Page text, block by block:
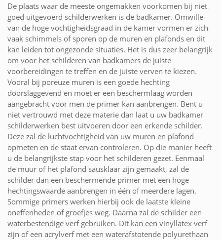
De plaats waar de meeste ongemakken voorkomen bij niet
goed uitgevoerd schilderwerken is de badkamer. Omwille
van de hoge vochtigheidsgraad in de kamer vormen er zich
vaak schimmels of sporen op de muren en plafonds en dit
kan leiden tot ongezonde situaties. Het is dus zeer belangrijk
om voor het schilderen van badkamers de juiste
voorbereidingen te treffen en de juiste verven te kiezen.
Vooral bij poreuze muren is een goede hechting
doorslaggevend en moet er een beschermlaag worden
aangebracht voor men de primer kan aanbrengen. Bent u
niet vertrouwd met deze materie dan laat u uw badkamer
schilderwerken best uitvoeren door een erkende schilder.
Deze zal de luchtvochtigheid van uw muren en plafond
opmeten en de staat ervan controleren. Op die manier heeft
u de belangrijkste stap voor het schilderen gezet. Eenmaal
de muur of het plafond sausklaar zijn gemaakt, zal de
schilder dan een beschermende primer met een hoge
hechtingswaarde aanbrengen in één of meerdere lagen.
Sommige primers werken hierbij ook de laatste kleine
oneffenheden of groefjes weg. Daarna zal de schilder een
waterbestendige verf gebruiken. Dit kan een vinyllatex verf
zijn of een acrylverf met een waterafstotende polyurethaan